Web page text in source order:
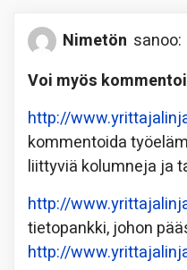
Nimetön sanoo:
Voi myös
http://
kommentoida
liittyviä kolumneja ja
http://
tietopankki, johon
http://